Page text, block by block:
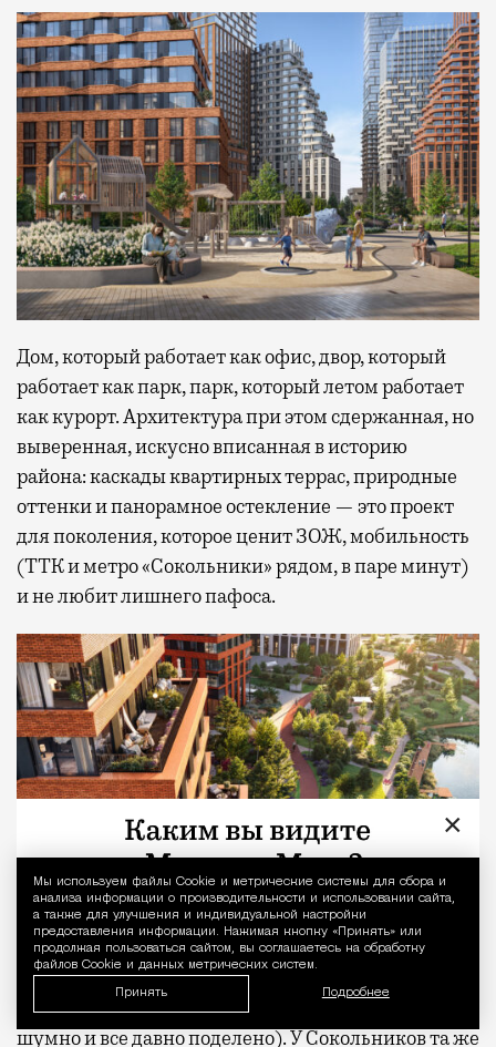
Уведомление
Мы используем файлы Сookie и метрические системы для сбора и
анализа информации о производительности и использовании сайта,
а также для улучшения и индивидуальной настройки
предоставления информации. Нажимая кнопку «Принять» или
продолжая пользоваться сайтом, вы соглашаетесь на обработку
файлов Cookie и данных метрических систем.
Принять Подробнее
Дом, который работает как офис, двор, который
работает как парк, парк, который летом работает
как курорт. Архитектура при этом сдержанная, но
выверенная, искусно вписанная в историю
района: каскады квартирных террас, природные
оттенки и панорамное остекление — это проект
для поколения, которое ценит ЗОЖ, мобильность
(ТТК и метро «Сокольники» рядом, в паре минут)
и не любит лишнего пафоса.
Хамовники или Патрики такой статус
зарабатывали годами (только теперь там тесно,
шумно и все давно поделено). У Сокольников та же
×